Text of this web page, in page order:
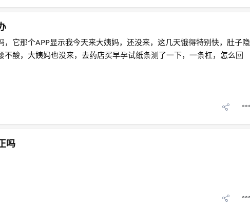
，它那个APP显示我今天来大姨妈，还没来，这几天饿得特别快，肚子隐
不酸，大姨妈也没来，去药店买早孕试纸条测了一下，一条杠，怎么回
吗